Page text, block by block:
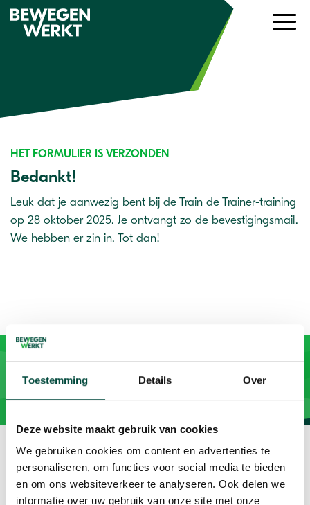
Toestemming Details Over
Deze website maakt gebruik van cookies
We gebruiken cookies om content en advertenties te
personaliseren, om functies voor social media te bieden
en om ons websiteverkeer te analyseren. Ook delen we
informatie over uw gebruik van onze site met onze
HET FORMULIER IS VERZONDEN
Bedankt!
Leuk dat je aanwezig bent bij de Train de Trainer-training
op 28 oktober 2025. Je ontvangt zo de bevestigingsmail.
We hebben er zin in. Tot dan!